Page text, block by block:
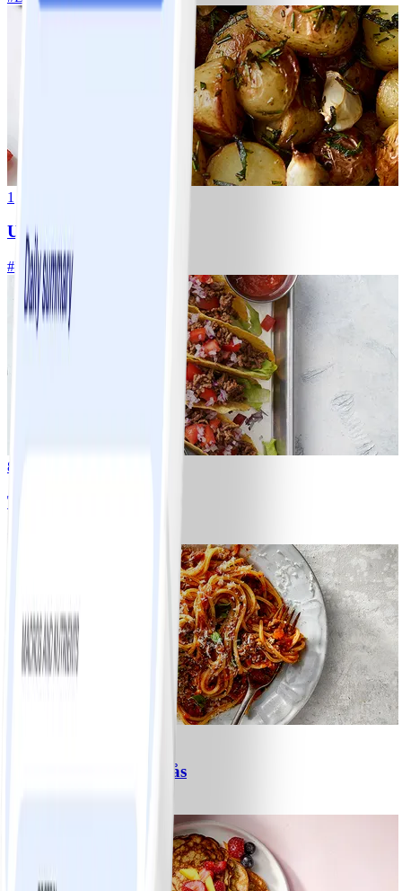
1
Ugnsrostad potatis
#Lätt5 MIN
8
Tacos
Spagetti med köttfärssås